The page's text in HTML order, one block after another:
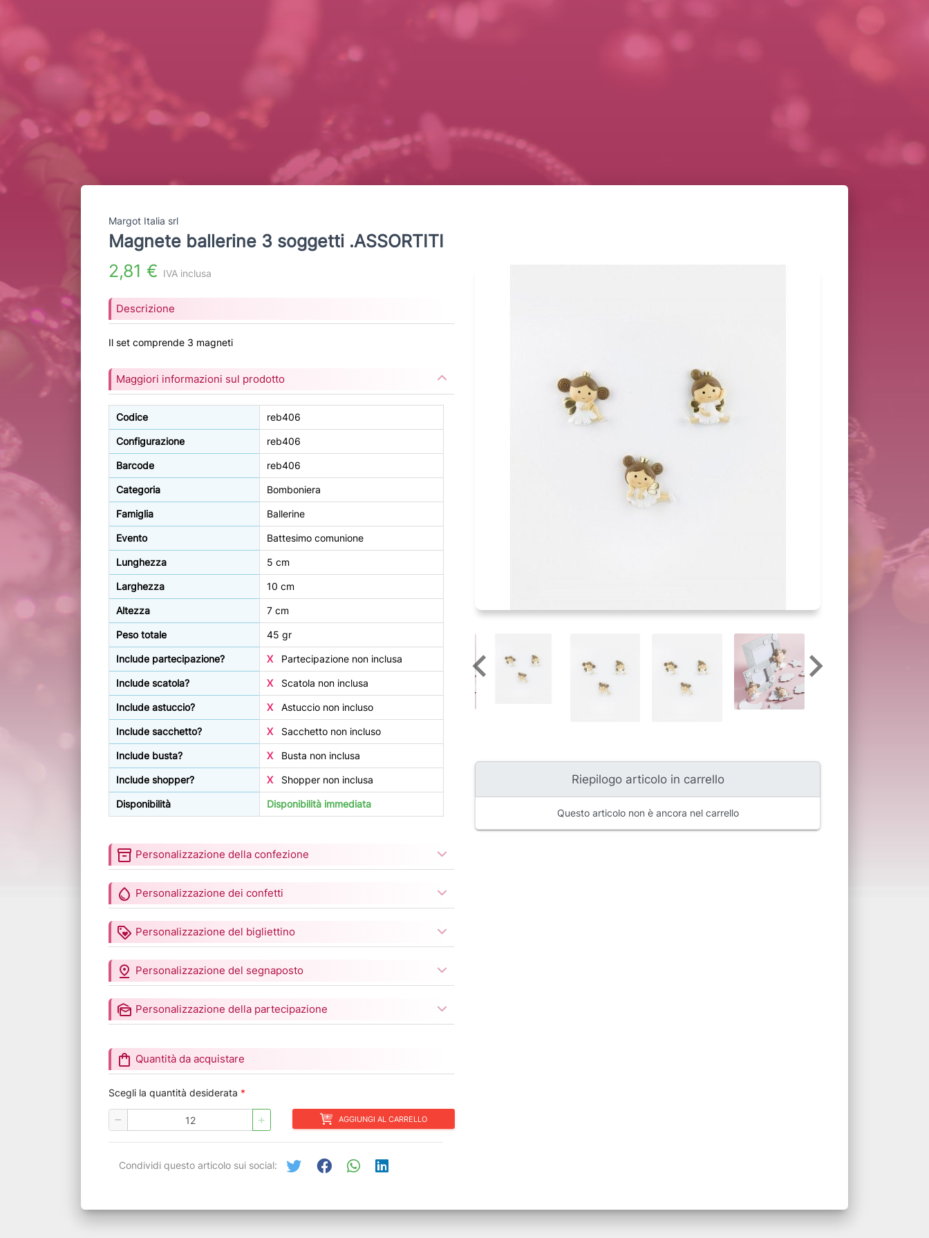
Margot Italia srl
Magnete ballerine 3 soggetti .ASSORTITI
2,81 € IVA inclusa
Descrizione
Il set comprende 3 magneti
Maggiori informazioni sul prodotto
Codice reb406
Configurazione reb406
Barcode reb406
Categoria Bomboniera
Famiglia Ballerine
Evento Battesimo comunione
Lunghezza 5 cm
Larghezza 10 cm
Altezza 7 cm
Peso totale 45 gr
Include partecipazione? X Partecipazione non inclusa
Include scatola? X Scatola non inclusa
Include astuccio? X Astuccio non incluso
Include sacchetto? X Sacchetto non incluso
Include busta? X Busta non inclusa
Include shopper? X Shopper non inclusa
Disponibilità Disponibilità immediata
inventory_2 Personalizzazione della confezione
water_drop Personalizzazione dei confetti
loyalty Personalizzazione del bigliettino
pin_drop Personalizzazione del segnaposto
mark_as_unread Personalizzazione della partecipazione
shopping_bag Quantità da acquistare
Scegli la quantità desiderata *
AGGIUNGI AL CARRELLO
Condividi questo articolo sui social:
Riepilogo articolo in carrello
Questo articolo non è ancora nel carrello